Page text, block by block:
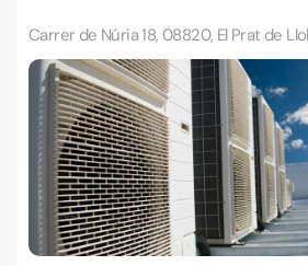
Carrer de Núria 18, 08820, El Prat de